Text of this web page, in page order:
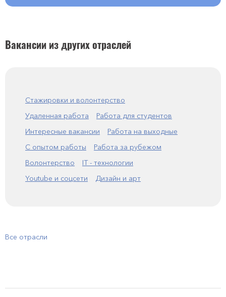
Вакансии из других отраслей
Стажировки и волонтерство
Удаленная работа
Работа для студентов
Интересные вакансии
Работа на выходные
С опытом работы
Работа за рубежом
Волонтерство
IT - технологии
Youtube и соцсети
Дизайн и арт
Все отрасли